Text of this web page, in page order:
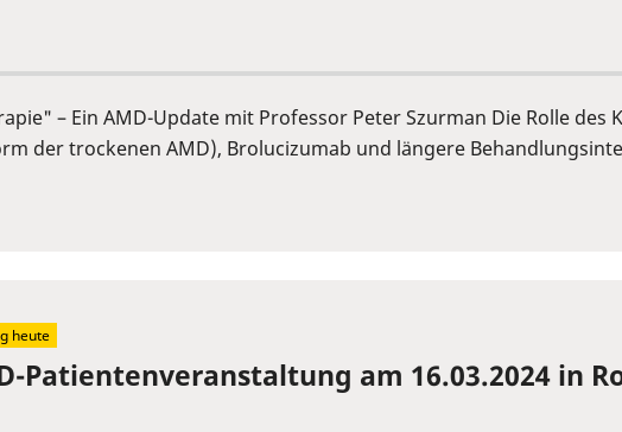
– Ein AMD-Update mit Professor Peter Szurman Die Rolle des
der trockenen AMD), Brolucizumab und längere
Patientenveranstaltung am 16.03.2024 in
heute